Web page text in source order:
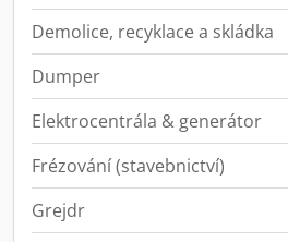
Demolice, recyklace a skládka
Dumper
Elektrocentrála & generátor
Frézování (stavebnictví)
Grejdr